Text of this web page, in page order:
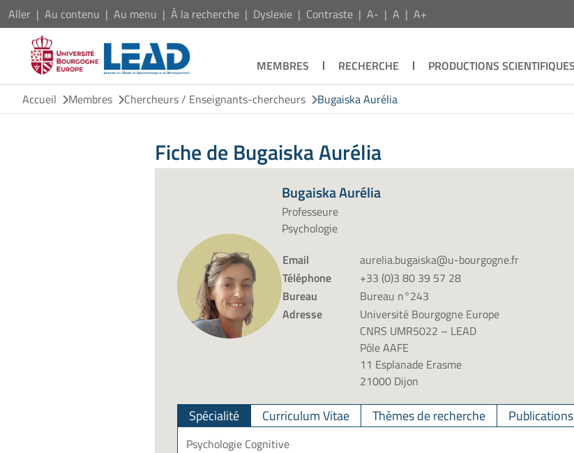
Aller Au contenu Au menu À la recherche Dyslexie Contraste A- A A+
MEMBRES RECHERCHE PRODUCTIONS SCIENTIFIQUES
Accueil
Membres Chercheurs / Enseignants-chercheurs Bugaiska Aurélia
Fiche de Bugaiska Aurélia
Bugaiska Aurélia
Professeure
Psychologie
Email
aurelia.bugaiska@u-bourgogne.fr
Téléphone
+33 (0)3 80 39 57 28
Bureau
Bureau n°243
Adresse
Université Bourgogne Europe
CNRS UMR5022 – LEAD
Pôle AAFE
11 Esplanade Erasme
21000 Dijon
Spécialité Curriculum Vitae Thèmes de recherche Publications
Psychologie Cognitive